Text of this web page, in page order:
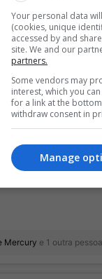
2 outros
game
em tão pouco
meus
Mercury e 1 outra pessoa
Your personal data
(cookies, unique
accessed by and
site. We and our
partners.
Some vendors may
interest, which you
for a link at the
withdraw consent in
Manage